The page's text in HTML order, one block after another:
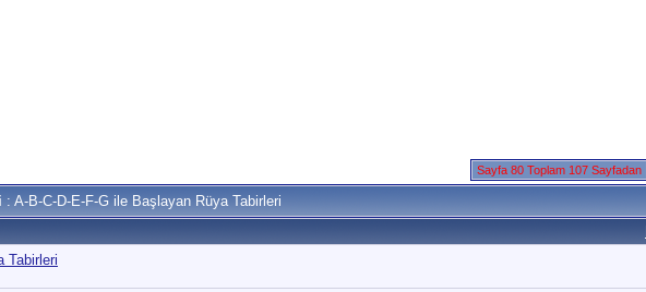
Sayfa 80 Toplam 107 Sayfadan
: A-B-C-D-E-F-G ile Başlayan Rüya Tabirleri
Tabirleri